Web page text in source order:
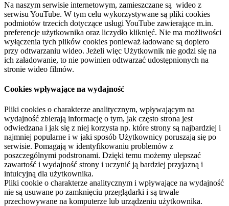
Na naszym serwisie internetowym, zamieszczane są wideo z
serwisu YouTube. W tym celu wykorzystywane są pliki cookies
podmiotów trzecich dotyczące usługi YouTube zawierające m.in.
preferencje użytkownika oraz liczydło kliknięć. Nie ma możliwości
wyłączenia tych plików cookies ponieważ ładowane są dopiero
przy odtwarzaniu wideo. Jeżeli więc Użytkownik nie godzi się na
ich załadowanie, to nie powinien odtwarzać udostępnionych na
stronie wideo filmów.
Cookies wpływające na wydajność
Pliki cookies o charakterze analitycznym, wpływającym na
wydajność zbierają informację o tym, jak często strona jest
odwiedzana i jak się z niej korzysta np. które strony są najbardziej i
najmniej popularne i w jaki sposób Użytkownicy poruszają się po
serwisie. Pomagają w identyfikowaniu problemów z
poszczególnymi podstronami. Dzięki temu możemy ulepszać
zawartość i wydajność strony i uczynić ją bardziej przyjazną i
intuicyjną dla użytkownika.
Pliki cookie o charakterze analitycznym i wpływające na wydajność
nie są usuwane po zamknięciu przeglądarki i są trwale
przechowywane na komputerze lub urządzeniu użytkownika.